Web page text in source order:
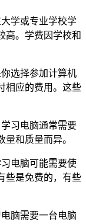
学或专业学校学
高。学费因学校和
选择参加计算机
相应的费用。这些
学习电脑通常需要
和质量而异。
习电脑可能需要使
些是免费的，有些
脑需要一台电脑